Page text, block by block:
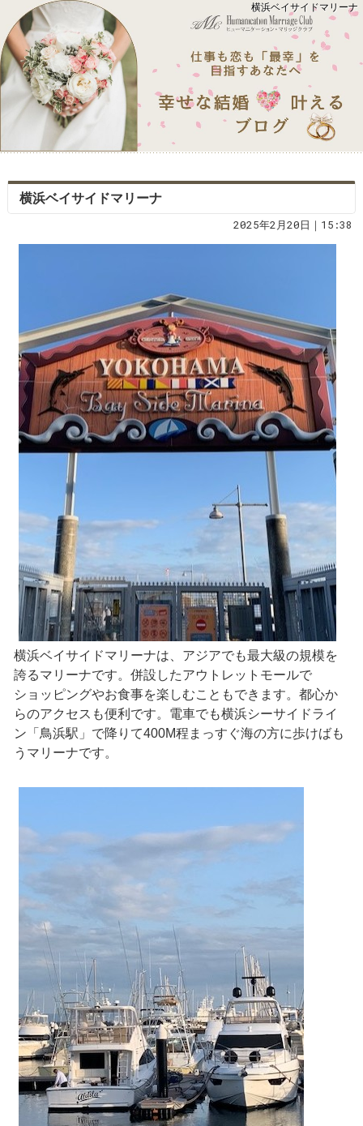
横浜ベイサイドマリーナ
横浜ベイサイドマリーナ
2025年2月20日｜15:38
横浜ベイサイドマリーナは、アジアでも最大級の規模を
誇るマリーナです。併設したアウトレットモールで
ショッピングやお食事を楽しむこともできます。都心か
らのアクセスも便利です。電車でも横浜シーサイドライ
ン「鳥浜駅」で降りて400M程まっすぐ海の方に歩けばも
うマリーナです。